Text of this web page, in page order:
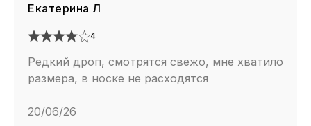
Екатерина Л
4
Редкий дроп, смотрятся свежо, мне хватило
размера, в носке не расходятся
20/06/26